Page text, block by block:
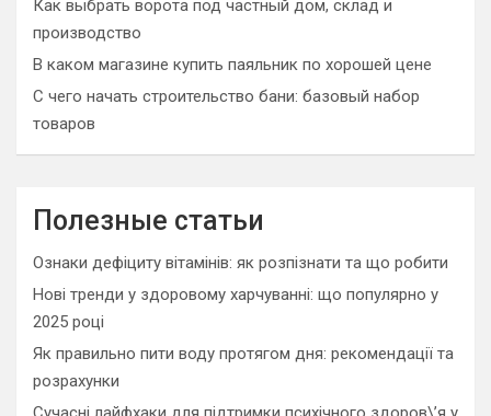
Как выбрать ворота под частный дом, склад и
производство
В каком магазине купить паяльник по хорошей цене
С чего начать строительство бани: базовый набор
товаров
Полезные статьи
Ознаки дефіциту вітамінів: як розпізнати та що робити
Нові тренди у здоровому харчуванні: що популярно у
2025 році
Як правильно пити воду протягом дня: рекомендації та
розрахунки